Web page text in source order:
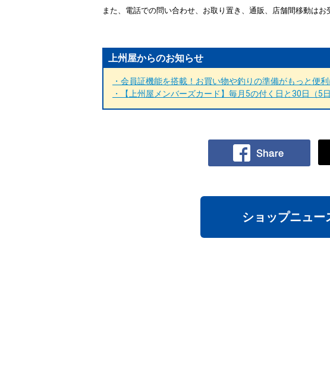
また、電話での問い合わせ、お取り置き、通販、店舗間移動はお
上州屋からのお知らせ
・会員証機能を搭載！お買い物や釣りの準備がもっと便
・【上州屋メンバーズカード】毎月5の付く日と30日（5
ショップニュー